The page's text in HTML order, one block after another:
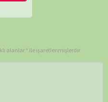
alanlar* ile işaretlenmişlerdir